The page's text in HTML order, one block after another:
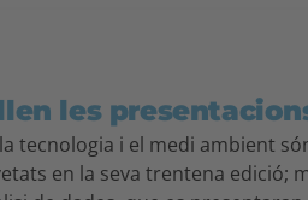
les
tecnologia i el medi ambient
en la seva trentena